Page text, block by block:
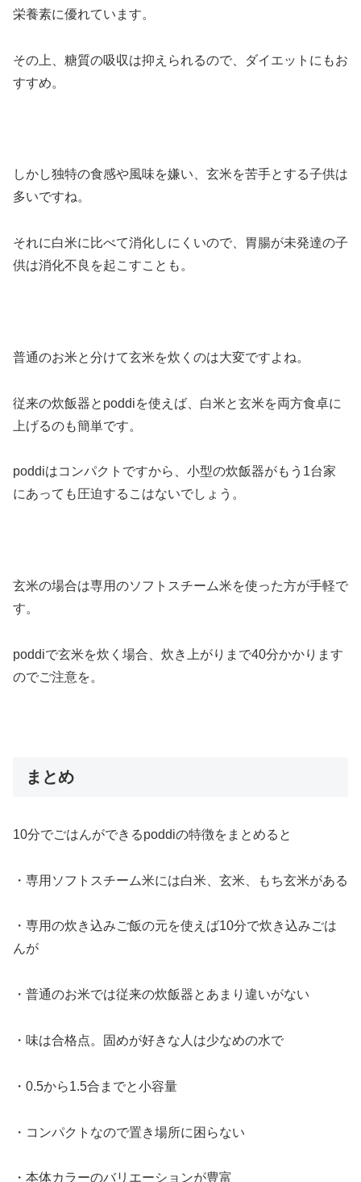
栄養素に優れています。
その上、糖質の吸収は抑えられるので、ダイエットにもお
すすめ。
しかし独特の食感や風味を嫌い、玄米を苦手とする子供は
多いですね。
それに白米に比べて消化しにくいので、胃腸が未発達の子
供は消化不良を起こすことも。
普通のお米と分けて玄米を炊くのは大変ですよね。
従来の炊飯器とpoddiを使えば、白米と玄米を両方食卓に
上げるのも簡単です。
poddiはコンパクトですから、小型の炊飯器がもう1台家
にあっても圧迫するこはないでしょう。
玄米の場合は専用のソフトスチーム米を使った方が手軽で
す。
poddiで玄米を炊く場合、炊き上がりまで40分かかります
のでご注意を。
まとめ
10分でごはんができるpoddiの特徴をまとめると
・専用ソフトスチーム米には白米、玄米、もち玄米がある
・専用の炊き込みご飯の元を使えば10分で炊き込みごは
んが
・普通のお米では従来の炊飯器とあまり違いがない
・味は合格点。固めが好きな人は少なめの水で
・0.5から1.5合までと小容量
・コンパクトなので置き場所に困らない
・本体カラーのバリエーションが豊富